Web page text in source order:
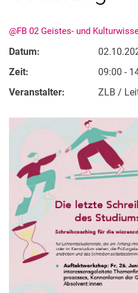
@FB 02 Geistes- und
Datum:
Zeit:
09:00 -
Veranstalter:
ZLB /